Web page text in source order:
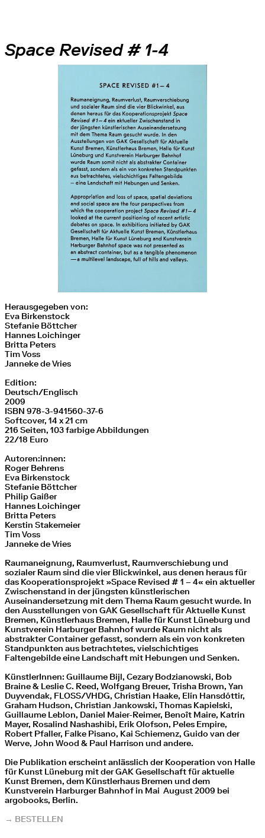
Space Revised # 1-4
Herausgegeben von:
Eva Birkenstock
Stefanie Böttcher
Hannes Loichinger
Britta Peters
Tim Voss
Janneke de Vries
Edition:
Deutsch/Englisch
2009
ISBN 978-3-941560-37-6
Softcover, 14 x 21 cm
216 Seiten, 103 farbige Abbildungen
22/18 Euro
Autoren:innen:
Roger Behrens
Eva Birkenstock
Stefanie Böttcher
Philip Gaißer
Hannes Loichinger
Britta Peters
Kerstin Stakemeier
Tim Voss
Janneke de Vries
Raumaneignung, Raumverlust, Raumverschiebung und
sozialer Raum sind die vier Blickwinkel, aus denen heraus für
das Kooperationsprojekt »Space Revised # 1 – 4« ein aktueller
Zwischenstand in der jüngsten künstlerischen
Auseinandersetzung mit dem Thema Raum gesucht wurde. In
den Ausstellungen von GAK Gesellschaft für Aktuelle Kunst
Bremen, Künstlerhaus Bremen, Halle für Kunst Lüneburg und
Kunstverein Harburger Bahnhof wurde Raum nicht als
abstrakter Container gefasst, sondern als ein von konkreten
Standpunkten aus betrachtetes, vielschichtiges
Faltengebilde eine Landschaft mit Hebungen und Senken.
KünstlerInnen: Guillaume Bijl, Cezary Bodzianowski, Bob
Braine & Leslie C. Reed, Wolfgang Breuer, Trisha Brown, Yan
Duyvendak, FLOSS/VHDG, Christian Haake, Elín Hansdóttir,
Graham Hudson, Christian Jankowski, Thomas Kapielski,
Guillaume Leblon, Daniel Maier-Reimer, Benoît Maire, Katrin
Mayer, Rosalind Nashashibi, Erik Olofson, Peles Empire,
Robert Pfaller, Falke Pisano, Kai Schiemenz, Guido van der
Werve, John Wood & Paul Harrison und andere.
Die Publikation erscheint anlässlich der Kooperation von Halle
für Kunst Lüneburg mit der GAK Gesellschaft für aktuelle
Kunst Bremen, dem Künstlerhaus Bremen und dem
Kunstverein Harburger Bahnhof in Mai ­ August 2009 bei
argobooks, Berlin.
→ BESTELLEN